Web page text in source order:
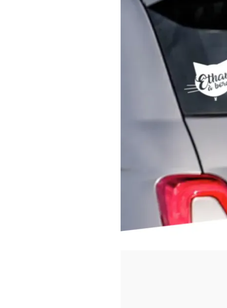
https://